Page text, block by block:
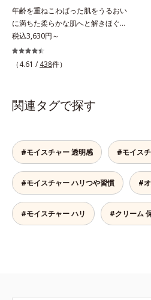
トに着目し、日本放射線影響学会第
53回大会で2010年10月に初めて発
表したこと*5 うるおいによる*6 メ
ラノサイトまで*7 L-アスコルビン
酸 2-グルコシド*8 L-アスコルビン
燥など
つの感触の両立に成功。ごわつく年
齢肌を柔肌に整え、未体験の肌感触
を叶えます。*1 保湿*2 年齢に応じ
たお手入れ *3 D.N.A.＝Daily New
Approach*4 HSP含有酵母エキス＝
年齢を重ねこわばった肌をうるおい
に満ちた柔らかな肌へと解きほぐ
す。セラミド配合保湿クリーム。う
るおい続く柔らかな肌へ整える、エ
イジングケア(*1)保湿クリームで
ドを極小のナノサイズにカプセル化
しました。内包した3大保湿成分＝
に浸透(*4)し、うるおいに満ちた状
態が続く肌へ整えます。さらに年齢
肌がうるおいとともに失ってしまう
ハリ・弾力に、モイストエンリッチ
コンプレックス(*5）がアプロー
チ。ベタつかずみずみずしい使いご
こちでこわばった肌を解きほぐし、
税込3,630円～
（4.61 / 438件）
関連タグで探す
#モイスチャー 透明感 #モイス
#モイスチャー ハリつや習慣 #
#モイスチャー ハリ #クリーム